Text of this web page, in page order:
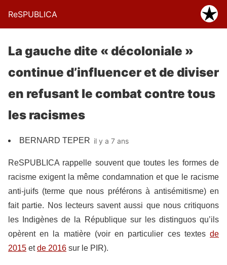
ReSPUBLICA
La gauche dite « décoloniale »
continue d’influencer et de diviser
en refusant le combat contre tous
les racismes
BERNARD TEPER il y a 7 ans
ReSPUBLICA rappelle souvent que toutes les formes de
racisme exigent la même condamnation et que le racisme
anti-juifs (terme que nous préférons à antisémitisme) en
fait partie. Nos lecteurs savent aussi que nous critiquons
les Indigènes de la République sur les distinguos qu’ils
opèrent en la matière (voir en particulier ces textes de
2015 etde 2016 sur le PIR).